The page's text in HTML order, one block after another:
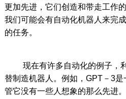
更加先进，它们创造和带走工作
我们可能会有自动化机器人来完
的任务。
现在有许多自动化的例子，利
替制造机器人。例如，GPT－3
管它没有一些人想象的那么先进